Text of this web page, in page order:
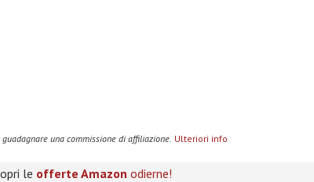
una commissione di affiliazione. Ulteriori info
le offerte Amazon odierne!